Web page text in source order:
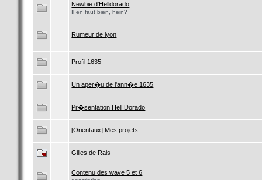
Newbie d'Helldorado
Il en faut bien, hein?
Rumeur de lyon
Profil 1635
Un aper�u de l'ann�e 1635
Pr�sentation Hell Dorado
[Orientaux] Mes projets...
Gilles de Rais
Contenu des wave 5 et 6